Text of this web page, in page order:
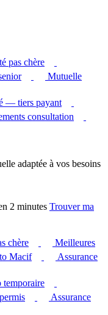
pas chère
Mutuelle
— tiers payant
consultation
adaptée à vos besoins
2 minutes Trouver ma
chère
Meilleures
Macif
Assurance
temporaire
Assurance